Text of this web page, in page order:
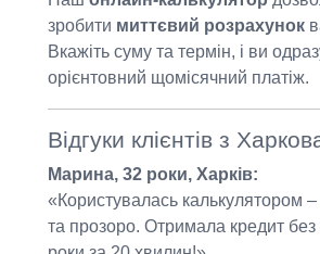
зробити миттєвий розрахунок
Вкажіть суму та термін, і ви
орієнтовний щомісячний платіж.
Відгуки клієнтів з
Марина, 32 роки, Харків:
«Користувалась калькулятором –
та прозоро. Отримала кредит без